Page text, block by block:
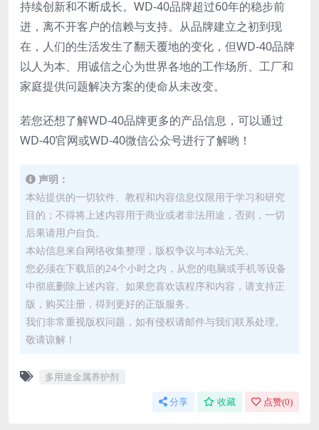
持续创新和不断成长。WD-40品牌超过60年的稳步前
进，离不开客户的信赖与支持。从品牌建立之初到现
在，人们的生活发生了翻天覆地的变化，但WD-40品牌
以人为本、用诚信之心为世界各地的工作场所、工厂和
家庭提供问题解决方案的使命从未改变。
若您还想了解WD-40品牌更多的产品信息，可以通过
WD-40官网或WD-40微信公众号进行了解哟！
声明：
本站提供的一切软件、教程和内容信息仅限用于学习和研究
目的；不得将上述内容用于商业或者非法用途，否则，一切
后果请用户自负。
本站信息来自网络收集整理，版权争议与本站无关。
您必须在下载后的24个小时之内，从您的电脑或手机等设备
中彻底删除上述内容。如果您喜欢该程序和内容，请支持正
版，购买注册，得到更好的正版服务。
我们非常重视版权问题，如有侵权请邮件与我们联系处理。
敬请谅解！
多用途金属养护剂
分享 收藏 点赞(0)